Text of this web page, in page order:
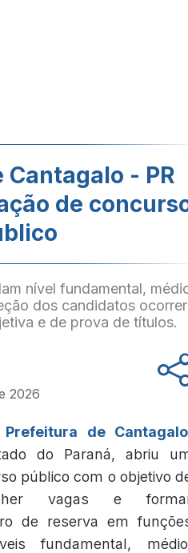
- PR
de
nível fundamental,
dos candidatos
e de prova de títulos.
2026
Prefeitura de Cantagalo
do Paraná, abriu
público com o objetivo
vagas e
de reserva em
fundamental,